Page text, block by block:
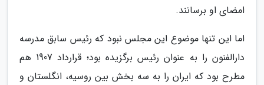
امضای او برسانند.
اما این تنها موضوع این مجلس نبود که رئیس سابق مدرسه
دارالفنون را به عنوان رئیس برگزیده بود؛ قرارداد 1907 هم
مطرح بود که ایران را به سه بخش بین روسیه، انگلستان و